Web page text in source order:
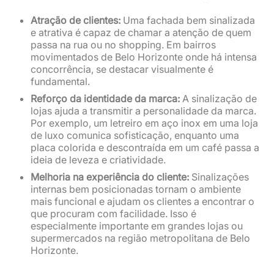
Atração de clientes: Uma fachada bem sinalizada
e atrativa é capaz de chamar a atenção de quem
passa na rua ou no shopping. Em bairros
movimentados de Belo Horizonte onde há intensa
concorrência, se destacar visualmente é
fundamental.
Reforço da identidade da marca: A sinalização de
lojas ajuda a transmitir a personalidade da marca.
Por exemplo, um letreiro em aço inox em uma loja
de luxo comunica sofisticação, enquanto uma
placa colorida e descontraída em um café passa a
ideia de leveza e criatividade.
Melhoria na experiência do cliente: Sinalizações
internas bem posicionadas tornam o ambiente
mais funcional e ajudam os clientes a encontrar o
que procuram com facilidade. Isso é
especialmente importante em grandes lojas ou
supermercados na região metropolitana de Belo
Horizonte.